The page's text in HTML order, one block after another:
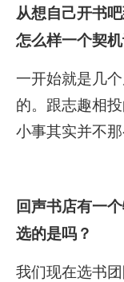
从想自己开书
怎么样一个契
一开始就是几
的。跟志趣相
小事其实并不那
回声书店有一
选的是吗？
我们现在选书